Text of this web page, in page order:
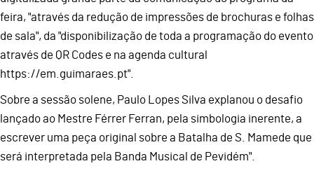
feira, "através da redução de impressões de brochuras e folhas
de sala", da "disponibilização de toda a programação do evento
através de QR Codes e na agenda cultural
https://em.guimaraes.pt".
Sobre a sessão solene, Paulo Lopes Silva explanou o desafio
lançado ao Mestre Férrer Ferran, pela simbologia inerente, a
escrever uma peça original sobre a Batalha de S. Mamede que
será interpretada pela Banda Musical de Pevidém".